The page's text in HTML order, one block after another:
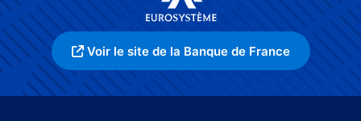
Voir le site de la Banque de France